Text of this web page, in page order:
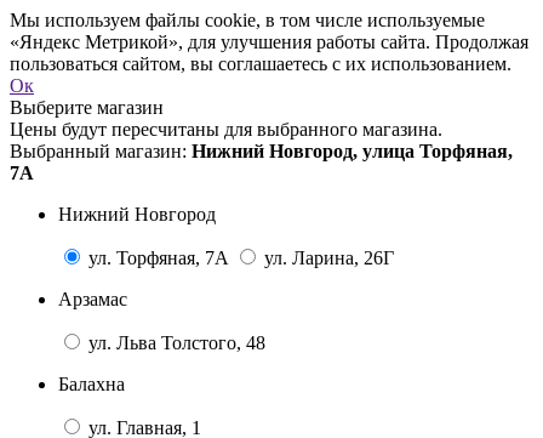
Мы используем файлы cookie, в том числе используемые
«Яндекс Метрикой», для улучшения работы сайта. Продолжая
пользоваться сайтом, вы соглашаетесь с их использованием.
Ок
Выберите магазин
Цены будут пересчитаны для выбранного магазина.
Выбранный магазин: Нижний Новгород, улица Торфяная,
7А
Нижний Новгород
ул. Торфяная, 7А
ул. Ларина, 26Г
Арзамас
ул. Льва Толстого, 48
Балахна
ул. Главная, 1